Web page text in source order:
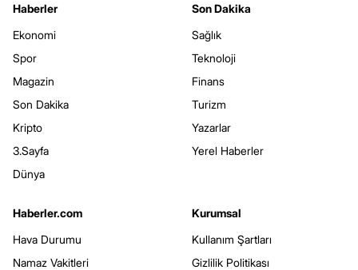
Haberler
Ekonomi
Spor
Magazin
Son Dakika
Kripto
3.Sayfa
Dünya
Son Dakika
Sağlık
Teknoloji
Finans
Turizm
Yazarlar
Yerel Haberler
Haberler.com
Hava Durumu
Namaz Vakitleri
Kurumsal
Kullanım Şartları
Gizlilik Politikası